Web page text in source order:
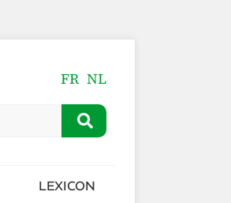
FR NL
LEXICON